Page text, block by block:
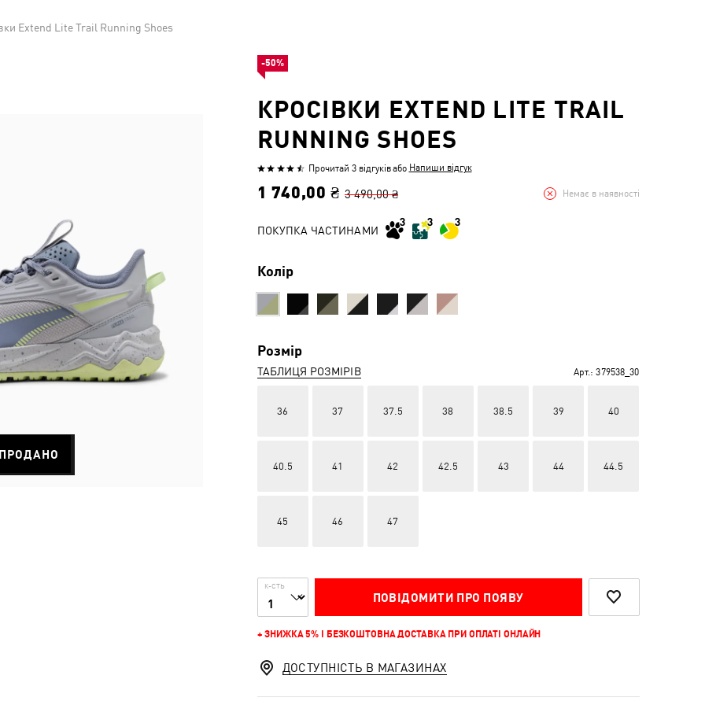
Extend Lite Trail Running Shoes
КРОСІВКИ EXTEND LITE TRAIL
RUNNING SHOES
Оцінено
з
Прочитай 3 відгуківабо Напиши відгук
1 740,00 ₴ 3 490,00 ₴ Немає в наявності
ПОКУПКА ЧАСТИНАМИ
Колір
Розмір
ТАБЛИЦЯ РОЗМІРІВ Арт.: 379538_30
36 37 37.5 38 38.5 39 40
40.5 41 42 42.5 43 44 44.5
45 46 47
К-СТЬ
ПОВІДОМИТИ ПРО ПОЯВУ
+ ЗНИЖКА 5% І БЕЗКОШТОВНА ДОСТАВКА ПРИ ОПЛАТІ ОНЛАЙН
-50%
ДОСТУПНІСТЬ В МАГАЗИНАХ